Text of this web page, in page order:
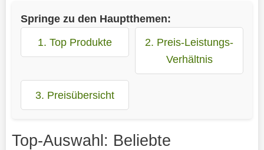
Springe zu den Hauptthemen:
1. Top Produkte
2. Preis-Leistungs-
Verhältnis
3. Preisübersicht
Top-Auswahl: Beliebte